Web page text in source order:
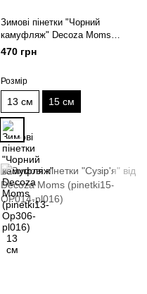
Зимові пінетки "Чорний
камуфляж" Decoza Moms
(pinetki15-Op306-pl016) 15 см
470 грн
Розмір
13 см 15 см